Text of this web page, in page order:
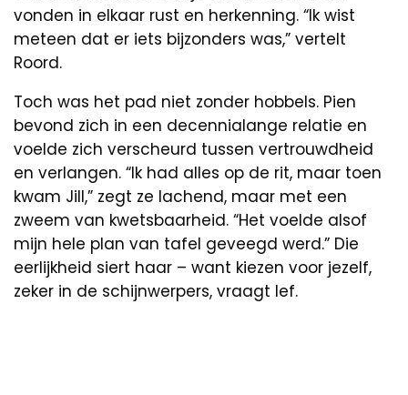
vonden in elkaar rust en herkenning. “Ik wist
meteen dat er iets bijzonders was,” vertelt
Roord.
Toch was het pad niet zonder hobbels. Pien
bevond zich in een decennialange relatie en
voelde zich verscheurd tussen vertrouwdheid
en verlangen. “Ik had alles op de rit, maar toen
kwam Jill,” zegt ze lachend, maar met een
zweem van kwetsbaarheid. “Het voelde alsof
mijn hele plan van tafel geveegd werd.” Die
eerlijkheid siert haar – want kiezen voor jezelf,
zeker in de schijnwerpers, vraagt lef.